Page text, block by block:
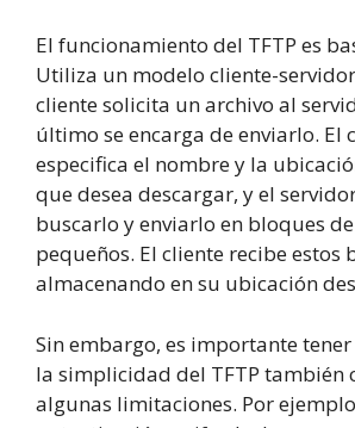
El funcionamiento del TFTP es
Utiliza un modelo cliente-
cliente solicita un archivo al
último se encarga de enviarlo. El
especifica el nombre y la
que desea descargar, y el
buscarlo y enviarlo en bloques
pequeños. El cliente recibe estos
almacenando en su ubicación
Sin embargo, es importante
la simplicidad del TFTP también
algunas limitaciones. Por